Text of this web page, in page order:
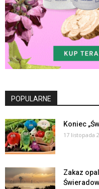
POPULARNE
Koniec
17 listopada
Zakaz